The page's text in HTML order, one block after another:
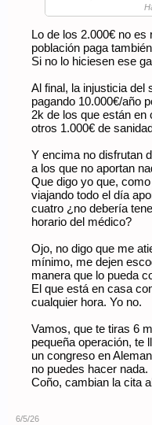
Lo de los 2.000€ no
población paga
Si no lo hiciesen ese
Al final, la injusticia del
pagando 10.000€/año
2k de los que están
otros 1.000€ de
Y encima no disfrutan
a los que no aportan
Que digo yo que,
viajando todo el día
cuatro ¿no debería
horario del médico?
Ojo, no digo que me
mínimo, me dejen
manera que lo pueda
El que está en casa
cualquier hora. Yo no.
Vamos, que te tiras 6
pequeña operación, te
un congreso en
no puedes hacer nada.
Coño, cambian la cita
6/5/26